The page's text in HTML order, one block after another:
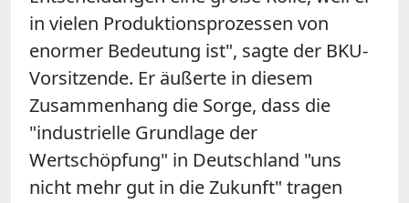
in vielen Produktionsprozessen von
enormer Bedeutung ist", sagte der BKU-
Vorsitzende. Er äußerte in diesem
Zusammenhang die Sorge, dass die
"industrielle Grundlage der
Wertschöpfung" in Deutschland "uns
nicht mehr gut in die Zukunft" tragen